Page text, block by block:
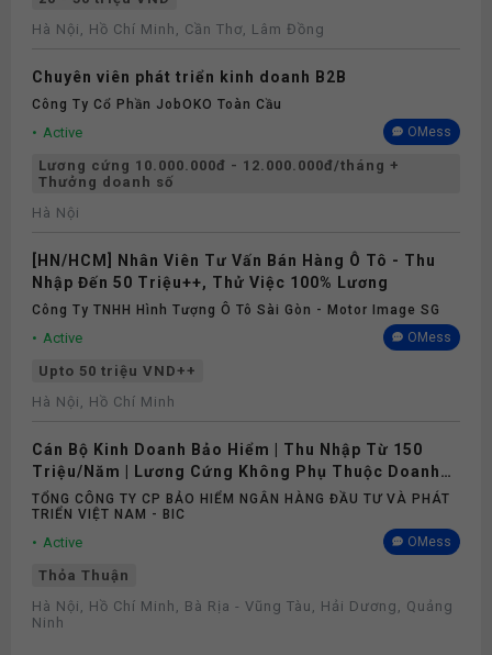
Hà Nội, Hồ Chí Minh, Cần Thơ, Lâm Đồng
Chuyên viên phát triển kinh doanh B2B
Công Ty Cổ Phần JobOKO Toàn Cầu
Active OMess
Lương cứng 10.000.000đ - 12.000.000đ/tháng +
Thưởng doanh số
Hà Nội
[HN/HCM] Nhân Viên Tư Vấn Bán Hàng Ô Tô - Thu
Nhập Đến 50 Triệu++, Thử Việc 100% Lương
Công Ty TNHH Hình Tượng Ô Tô Sài Gòn - Motor Image SG
Active OMess
Upto 50 triệu VND++
Hà Nội, Hồ Chí Minh
Cán Bộ Kinh Doanh Bảo Hiểm | Thu Nhập Từ 150
Triệu/Năm | Lương Cứng Không Phụ Thuộc Doanh
Số
TỔNG CÔNG TY CP BẢO HIỂM NGÂN HÀNG ĐẦU TƯ VÀ PHÁT
TRIỂN VIỆT NAM - BIC
Active OMess
Thỏa Thuận
Hà Nội, Hồ Chí Minh, Bà Rịa - Vũng Tàu, Hải Dương, Quảng
Ninh